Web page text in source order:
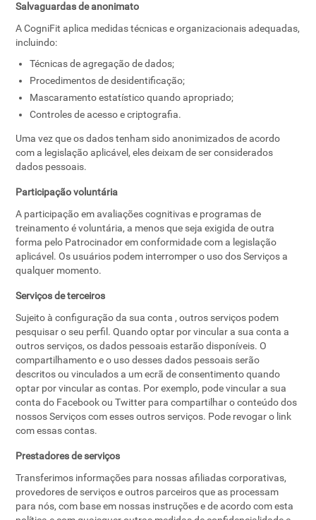
Salvaguardas de anonimato
A CogniFit aplica medidas técnicas e organizacionais adequadas,
incluindo:
Técnicas de agregação de dados;
Procedimentos de desidentificação;
Mascaramento estatístico quando apropriado;
Controles de acesso e criptografia.
Uma vez que os dados tenham sido anonimizados de acordo
com a legislação aplicável, eles deixam de ser considerados
dados pessoais.
Participação voluntária
A participação em avaliações cognitivas e programas de
treinamento é voluntária, a menos que seja exigida de outra
forma pelo Patrocinador em conformidade com a legislação
aplicável. Os usuários podem interromper o uso dos Serviços a
qualquer momento.
Serviços de terceiros
Sujeito à configuração da sua conta , outros serviços podem
pesquisar o seu perfil. Quando optar por vincular a sua conta a
outros serviços, os dados pessoais estarão disponíveis. O
compartilhamento e o uso desses dados pessoais serão
descritos ou vinculados a um ecrã de consentimento quando
optar por vincular as contas. Por exemplo, pode vincular a sua
conta do Facebook ou Twitter para compartilhar o conteúdo dos
nossos Serviços com esses outros serviços. Pode revogar o link
com essas contas.
Prestadores de serviços
Transferimos informações para nossas afiliadas corporativas,
provedores de serviços e outros parceiros que as processam
para nós, com base em nossas instruções e de acordo com esta